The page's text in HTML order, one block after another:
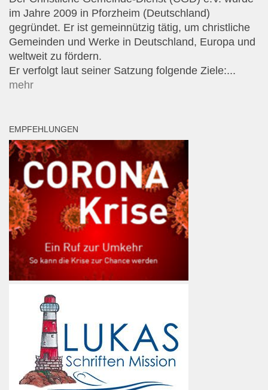
im Jahre 2009 in Pforzheim (Deutschland)
gegründet. Er ist gemeinnützig tätig, um christliche
Gemeinden und Werke in Deutschland, Europa und
weltweit zu fördern.
Er verfolgt laut seiner Satzung folgende Ziele:...
mehr
EMPFEHLUNGEN